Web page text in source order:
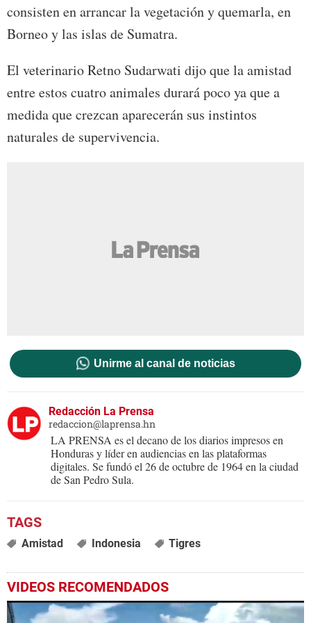
consisten en arrancar la vegetación y quemarla, en
Borneo y las islas de Sumatra.
El veterinario Retno Sudarwati dijo que la amistad
entre estos cuatro animales durará poco ya que a
medida que crezcan aparecerán sus instintos
naturales de supervivencia.
Unirme al canal de noticias
Redacción La Prensa
redaccion@laprensa.hn
LA PRENSA es el decano de los diarios impresos en
Honduras y líder en audiencias en las plataformas
digitales. Se fundó el 26 de octubre de 1964 en la ciudad
de San Pedro Sula.
Amistad Indonesia Tigres
VIDEOS RECOMENDADOS